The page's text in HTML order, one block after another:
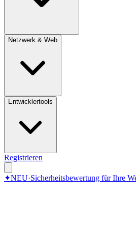
Netzwerk & Web
Entwicklertools
Registrieren
✦NEU·Sicherheitsbewertung für Ihre